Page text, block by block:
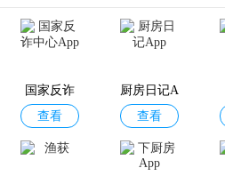
国家反诈
中心App
查看
厨房日记A
pp
查看